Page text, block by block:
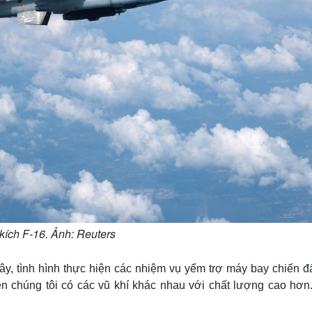
F-16. Ảnh: Reuters
tình hình thực hiện các nhiệm vụ yểm trợ máy bay chiến
chúng tôi có các vũ khí khác nhau với chất lượng cao